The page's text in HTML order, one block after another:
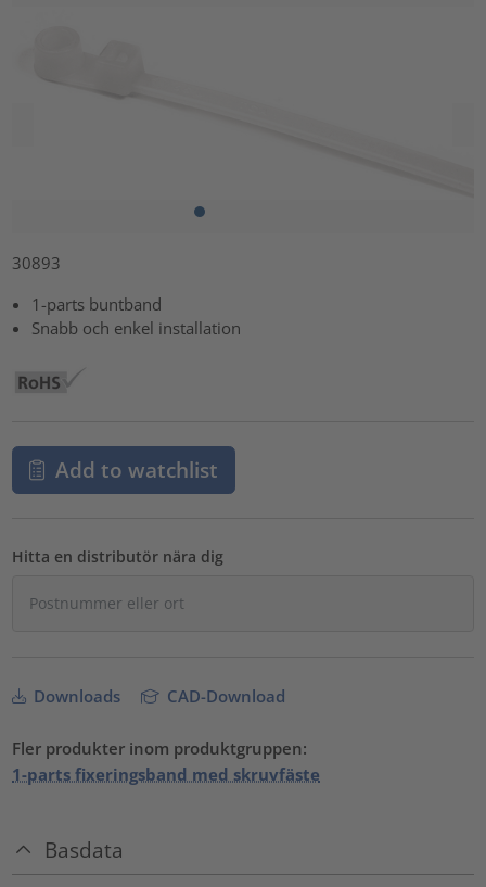
30893
1-parts buntband
Snabb och enkel installation
Add to watchlist
Hitta en distributör nära dig
Downloads CAD-Download
Fler produkter inom produktgruppen:
1-parts fixeringsband med skruvfäste
Basdata